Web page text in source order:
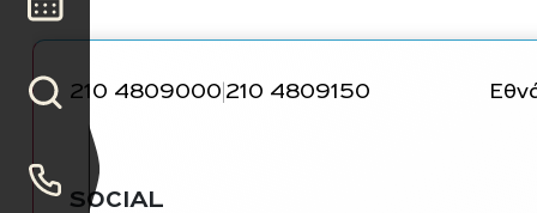
210 4809000 210 4809150
SOCIAL